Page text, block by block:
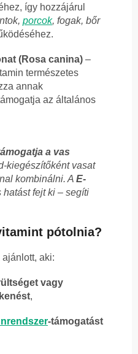
így hozzájárul
porcok, fogak, bőr
(Rosa canina) –
természetes
annak
az általános
a vas
kiegészítőként vasat
kombinálni. A E-
fejt ki – segíti
pótolnia?
aki:
vagy
,
-támogatást